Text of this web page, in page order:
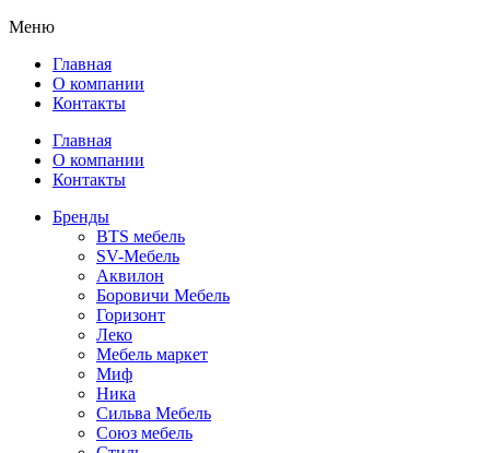
Меню
Главная
О компании
Контакты
Главная
О компании
Контакты
Бренды
BTS мебель
SV-Мебель
Аквилон
Боровичи Мебель
Горизонт
Леко
Мебель маркет
Миф
Ника
Сильва Мебель
Союз мебель